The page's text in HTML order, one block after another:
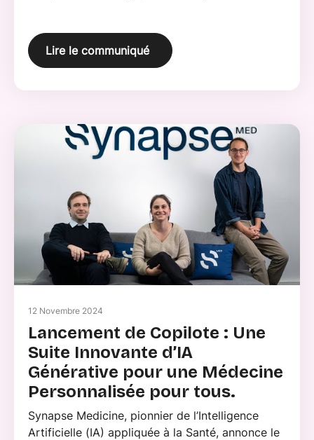
Lire le communiqué
12 Novembre 2024
Lancement de Copilote : Une
Suite Innovante d’IA
Générative pour une Médecine
Personnalisée pour tous.
Synapse Medicine, pionnier de l’Intelligence
Artificielle (IA) appliquée à la Santé, annonce le